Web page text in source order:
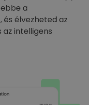
a
élvezheted az
az intelligens